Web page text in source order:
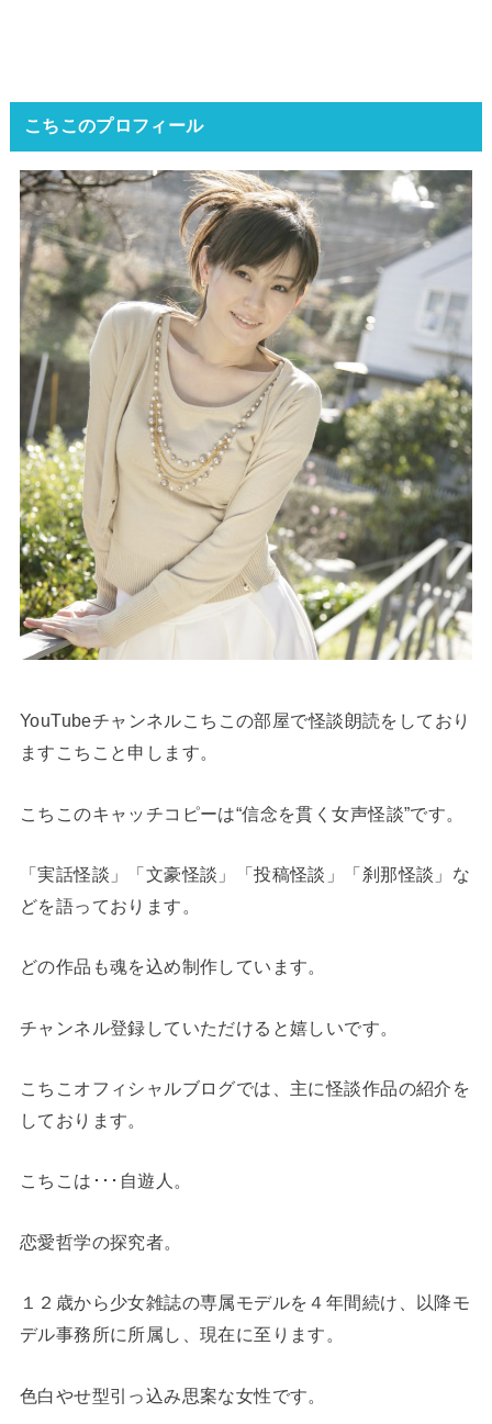
こちこのプロフィール
YouTubeチャンネルこちこの部屋で怪談朗読をしており
ますこちこと申します。
こちこのキャッチコピーは“信念を貫く女声怪談”です。
「実話怪談」「文豪怪談」「投稿怪談」「刹那怪談」な
どを語っております。
どの作品も魂を込め制作しています。
チャンネル登録していただけると嬉しいです。
こちこオフィシャルブログでは、主に怪談作品の紹介を
しております。
こちこは･･･自遊人。
恋愛哲学の探究者。
１２歳から少女雑誌の専属モデルを４年間続け、以降モ
デル事務所に所属し、現在に至ります。
色白やせ型引っ込み思案な女性です。